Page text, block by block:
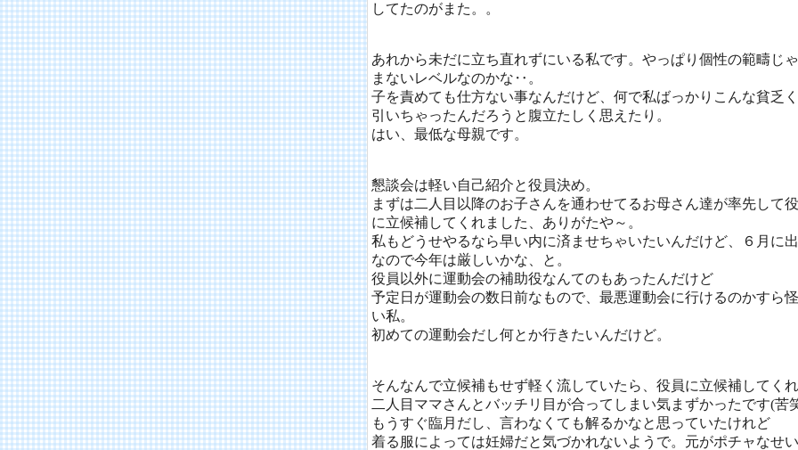
してたのがまた。。
あれから未だに立ち直れずにいる私です。やっぱり個性の範疇じ
まないレベルなのかな‥。
子を責めても仕方ない事なんだけど、何で私ばっかりこんな貧乏
引いちゃったんだろうと腹立たしく思えたり。
はい、最低な母親です。
懇談会は軽い自己紹介と役員決め。
まずは二人目以降のお子さんを通わせてるお母さん達が率先して
に立候補してくれました、ありがたや～。
私もどうせやるなら早い内に済ませちゃいたいんだけど、６月に
なので今年は厳しいかな、と。
役員以外に運動会の補助役なんてのもあったんだけど
予定日が運動会の数日前なもので、最悪運動会に行けるのかすら
い私。
初めての運動会だし何とか行きたいんだけど。
そんなんで立候補もせず軽く流していたら、役員に立候補してく
二人目ママさんとバッチリ目が合ってしまい気まずかったです(苦
もうすぐ臨月だし、言わなくても解るかなと思っていたけれど
着る服によっては妊婦だと気づかれないようで。元がポチャなせ